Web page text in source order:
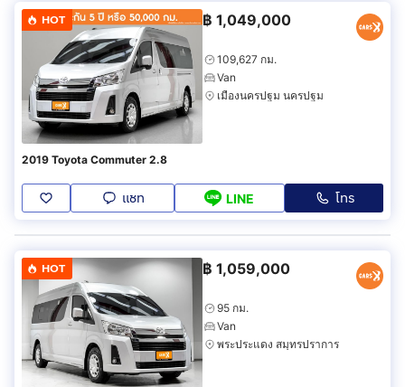
HOT ฿ 1,049,000
109,627 กม.
Van
เมืองนครปฐม นครปฐม
2019 Toyota Commuter 2.8
แชท LINE โทร
HOT ฿ 1,059,000
95 กม.
Van
พระประแดง สมุทรปราการ